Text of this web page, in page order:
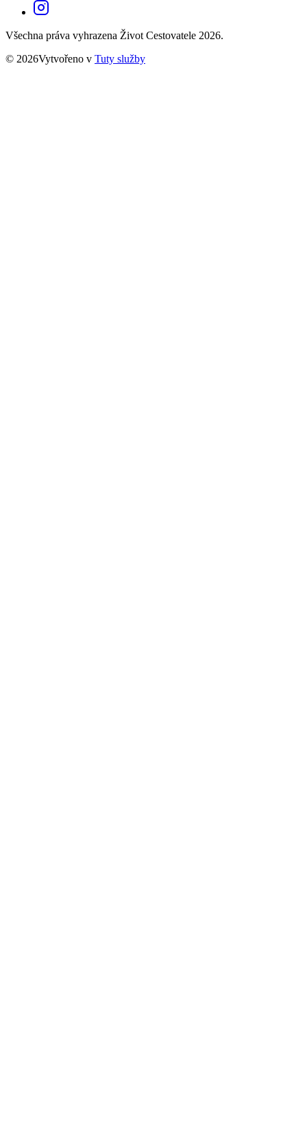
Všechna práva vyhrazena Život Cestovatele 2026.
© 2026Vytvořeno v Tuty služby